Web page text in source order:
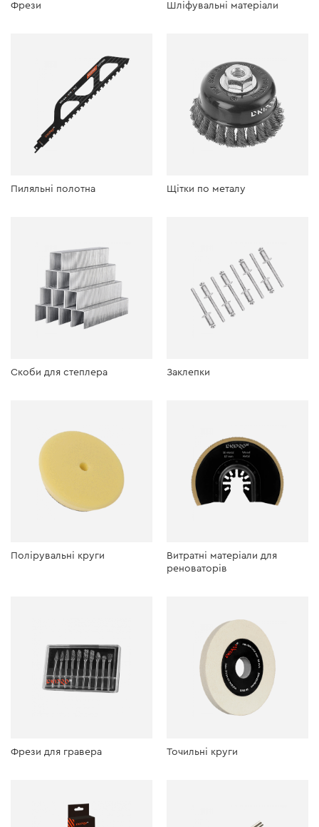
Фрези Шліфувальні матеріали
Пиляльні полотна Щітки по металу
Скоби для степлера Заклепки
Полірувальні круги
Витратні матеріали для
реноваторів
Фрези для гравера Точильні круги